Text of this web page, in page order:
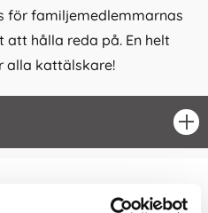
för familjemedlemmarnas
hålla reda på. En helt
alla kattälskare!